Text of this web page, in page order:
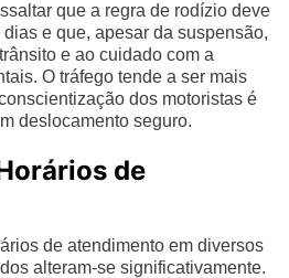
que a regra de rodízio deve
e que, apesar da suspensão,
e ao cuidado com a
O tráfego tende a ser mais
dos motoristas é
deslocamento seguro.
de
de atendimento em diversos
alteram-se significativamente.